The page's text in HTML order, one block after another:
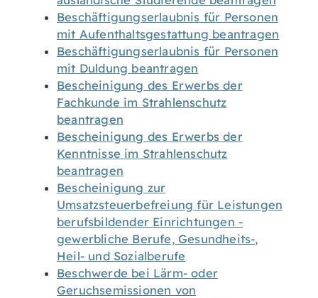
Beschäftigungserlaubnis für Personen
mit Aufenthaltsgestattung beantragen
Beschäftigungserlaubnis für Personen
mit Duldung beantragen
Bescheinigung des Erwerbs der
Fachkunde im Strahlenschutz
beantragen
Bescheinigung des Erwerbs der
Kenntnisse im Strahlenschutz
beantragen
Bescheinigung zur
Umsatzsteuerbefreiung für Leistungen
berufsbildender Einrichtungen -
gewerbliche Berufe, Gesundheits-,
Heil- und Sozialberufe
Beschwerde bei Lärm- oder
Geruchsemissionen von